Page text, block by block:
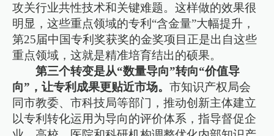
攻关行业共性技术和关键难题。这样做的效果很
明显，这些重点领域的专利“含金量”大幅提升，
第25届中国专利奖获奖的金奖项目正是出自这些
重点领域，这就是精准培育结出的硕果。
第三个转变是从“数量导向”转向“价值导
向”，让专利成果更贴近市场。市知识产权局会
同市教委、市科技局等部门，推动创新主体建立
以专利转化运用为导向的评价体系，指导督促企